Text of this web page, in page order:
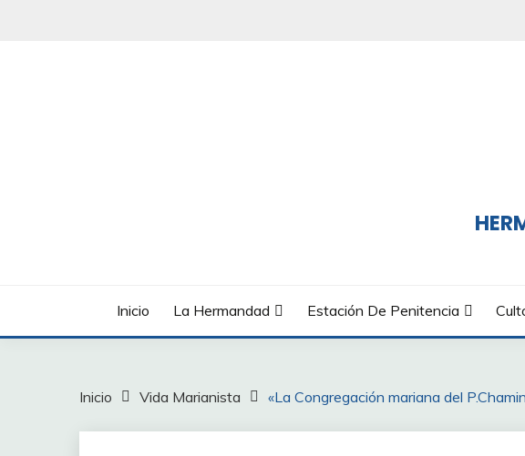
Inicio La Hermandad Estación De Penitencia
Inicio Vida Marianista «La Congregación mariana del